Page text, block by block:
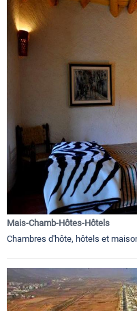
Mais-Chamb-Hôtes-Hôtels
Chambres d'hôte, hôtels et